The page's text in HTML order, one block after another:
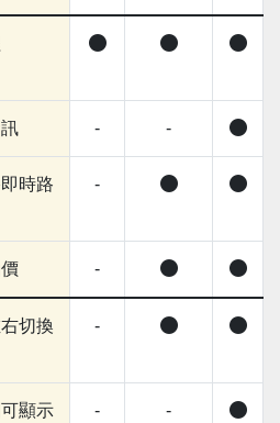
- -
時路
-
-
切換 -
顯示
- -